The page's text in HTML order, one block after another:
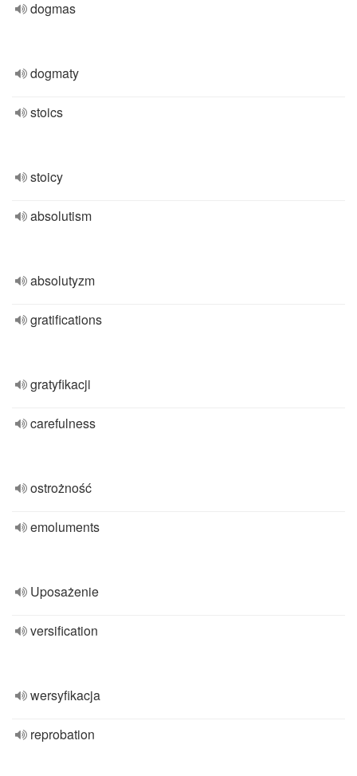
dogmas
dogmaty
stoics
stoicy
absolutism
absolutyzm
gratifications
gratyfikacji
carefulness
ostrożność
emoluments
Uposażenie
versification
wersyfikacja
reprobation